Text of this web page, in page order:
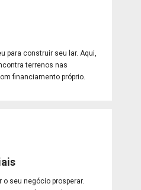
para construir seu lar. Aqui,
terrenos nas
financiamento próprio.
seu negócio prosperar.